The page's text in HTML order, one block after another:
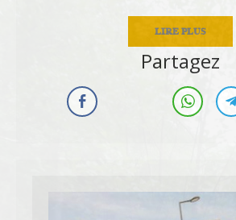
LIRE PLUS
Partagez